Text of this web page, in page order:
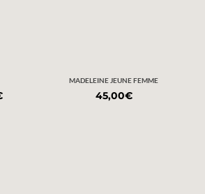
MADELEINE JEUNE FEMME
45,00€